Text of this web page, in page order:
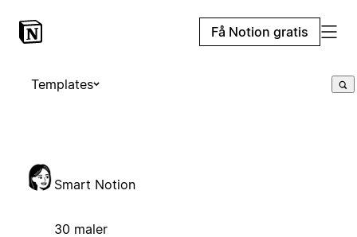
Få Notion gratis
Templates
Smart Notion
30 maler